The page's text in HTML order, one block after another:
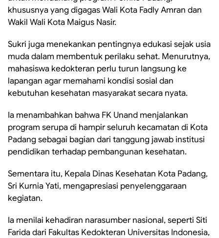
khususnya yang digagas Wali Kota Fadly Amran dan
Wakil Wali Kota Maigus Nasir.
Sukri juga menekankan pentingnya edukasi sejak usia
muda dalam membentuk perilaku sehat. Menurutnya,
mahasiswa kedokteran perlu turun langsung ke
lapangan agar memahami kondisi sosial dan
kebutuhan kesehatan masyarakat secara nyata.
Ia menambahkan bahwa FK Unand menjalankan
program serupa di hampir seluruh kecamatan di Kota
Padang sebagai bagian dari tanggung jawab institusi
pendidikan terhadap pembangunan kesehatan.
Sementara itu, Kepala Dinas Kesehatan Kota Padang,
Sri Kurnia Yati, mengapresiasi penyelenggaraan
kegiatan.
Ia menilai kehadiran narasumber nasional, seperti Siti
Farida dari Fakultas Kedokteran Universitas Indonesia,